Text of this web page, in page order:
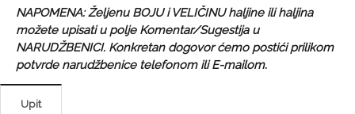
NAPOMENA: Željenu BOJU i VELIČINU haljine ili haljina
možete upisati u polje Komentar/Sugestija u
NARUDŽBENICI. Konkretan dogovor ćemo postići prilikom
potvrde narudžbenice telefonom ili E-mailom.
Upit